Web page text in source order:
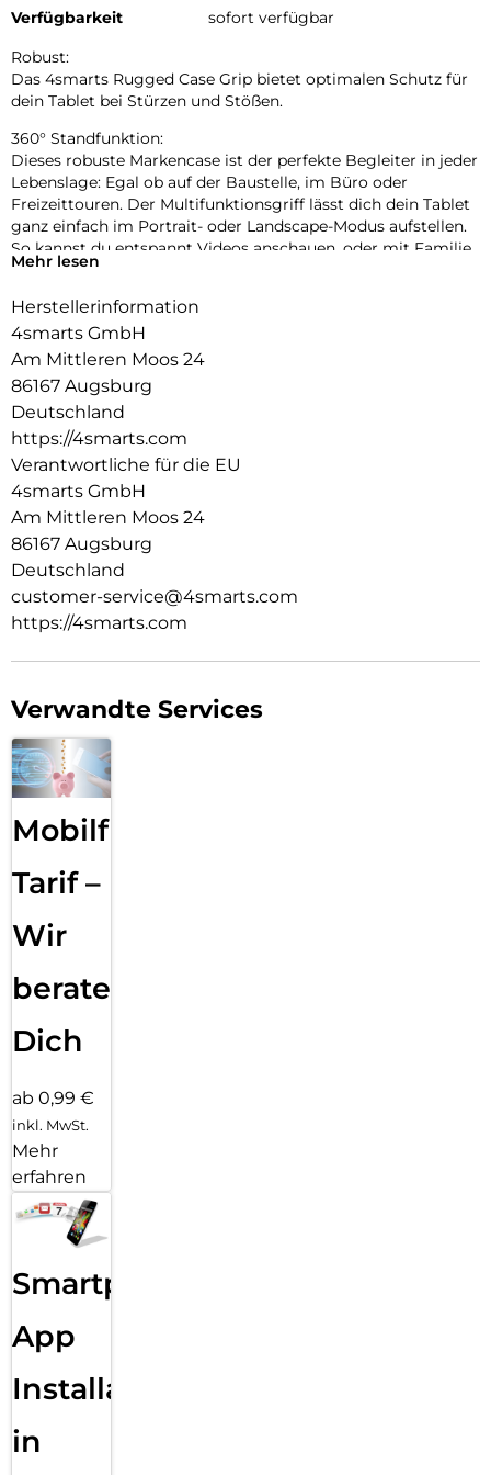
Verfügbarkeit
sofort verfügbar
Robust:
Das 4smarts Rugged Case Grip bietet optimalen Schutz für
dein Tablet bei Stürzen und Stößen.
360° Standfunktion:
Dieses robuste Markencase ist der perfekte Begleiter in jeder
Lebenslage: Egal ob auf der Baustelle, im Büro oder
Freizeittouren. Der Multifunktionsgriff lässt dich dein Tablet
ganz einfach im Portrait- oder Landscape-Modus aufstellen.
So kannst du entspannt Videos anschauen, oder mit Familie
und Freunden und freien Händen in die “Face-Time” gehen.
Größenverstellbare Handschlaufe:
Die Handschlaufe bietet Komfort und (Griff-)Sicherheit: So
können absturzfrei Zeichnungen betrachtet, bearbeitet oder
die E-Mails gecheckt werden.
Verschlussfähige Aussparungen:
Die passgenauen Bedienelemente des Rugged Case Grip für
Samsung Galaxy Tab S11 erhalten die perfekte Bedienbarkeit
deines Tablets. Außerdem lässt sich die Hülle für den
Rundumschutz deines Tablets ganz einfach montieren.
Mehr lesen
Herstellerinformation
4smarts GmbH
Am Mittleren Moos 24
86167 Augsburg
Deutschland
https://4smarts.com
Verantwortliche für die EU
4smarts GmbH
Am Mittleren Moos 24
86167 Augsburg
Deutschland
customer-service@4smarts.com
https://4smarts.com
Verwandte Services
Mobilfunk
Tarif –
Wir
beraten
Dich
ab 0,99 €
inkl. MwSt.
Mehr
erfahren
Smartphone
App
Installation
in